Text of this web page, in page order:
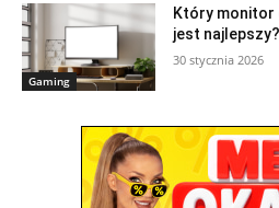
Gaming
Który monitor
jest
30 stycznia 2026